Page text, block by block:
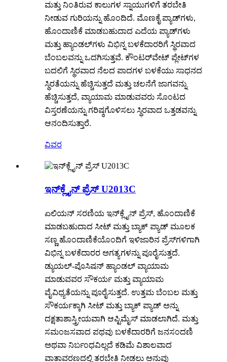
ಮತ್ತು ನಿಂತಿರುವ ಕಾಲುಗಳ ಸ್ನಾಯುಗಳಿಗೆ ತರಬೇತಿ
ನೀಡುವ ಗುರಿಯನ್ನು ಹೊಂದಿದೆ. ಮೊಣಕೈ ಪ್ಯಾಡ್‌ಗಳು,
ಹೊಂದಾಣಿಕೆ ಮಾಡಬಹುದಾದ ಎದೆಯ ಪ್ಯಾಡ್‌ಗಳು
ಮತ್ತು ಹ್ಯಾಂಡಲ್‌ಗಳು ವಿಭಿನ್ನ ಬಳಕೆದಾರರಿಗೆ ಸ್ಥಿರವಾದ
ಬೆಂಬಲವನ್ನು ಒದಗಿಸುತ್ತವೆ. ಕೌಂಟರ್‌ವೇಟ್ ಪ್ಲೇಟ್‌ಗಳ
ಬದಲಿಗೆ ಸ್ಥಿರವಾದ ನೆಲದ ಪಾದಗಳ ಬಳಕೆಯು ಸಾಧನದ
ಸ್ಥಿರತೆಯನ್ನು ಹೆಚ್ಚಿಸುತ್ತದೆ ಮತ್ತು ಚಲನೆಗೆ ಜಾಗವನ್ನು
ಹೆಚ್ಚಿಸುತ್ತದೆ, ವ್ಯಾಯಾಮ ಮಾಡುವವರು ಸೊಂಟದ
ವಿಸ್ತರಣೆಯನ್ನು ಗರಿಷ್ಠಗೊಳಿಸಲು ಸ್ಥಿರವಾದ ಒತ್ತಡವನ್ನು
ಆನಂದಿಸುತ್ತಾರೆ.
ವಿವರ
ಇನ್‌ಕ್ಲೈನ್ ​​ಪ್ರೆಸ್ U2013C
ಏಲಿಯನ್ ಸರಣಿಯ ಇನ್‌ಕ್ಲೈನ್ ​​ಪ್ರೆಸ್, ಹೊಂದಾಣಿಕೆ
ಮಾಡಬಹುದಾದ ಸೀಟ್ ಮತ್ತು ಬ್ಯಾಕ್ ಪ್ಯಾಡ್ ಮೂಲಕ
ಸಣ್ಣ ಹೊಂದಾಣಿಕೆಯೊಂದಿಗೆ ಇಳಿಜಾರಿನ ಪ್ರೆಸ್‌ಗಳಿಗಾಗಿ
ವಿಭಿನ್ನ ಬಳಕೆದಾರರ ಅಗತ್ಯಗಳನ್ನು ಪೂರೈಸುತ್ತದೆ.
ಡ್ಯುಯಲ್-ಪೊಸಿಷನ್ ಹ್ಯಾಂಡಲ್ ವ್ಯಾಯಾಮ
ಮಾಡುವವರ ಸೌಕರ್ಯ ಮತ್ತು ವ್ಯಾಯಾಮ
ವೈವಿಧ್ಯತೆಯನ್ನು ಪೂರೈಸುತ್ತದೆ. ಉತ್ತಮ ಬೆಂಬಲ ಮತ್ತು
ಸೌಕರ್ಯಕ್ಕಾಗಿ ಸೀಟ್ ಮತ್ತು ಬ್ಯಾಕ್ ಪ್ಯಾಡ್ ಅನ್ನು
ದಕ್ಷತಾಶಾಸ್ತ್ರೀಯವಾಗಿ ಆಪ್ಟಿಮೈಸ್ ಮಾಡಲಾಗಿದೆ. ಮತ್ತು
ಸಮಂಜಸವಾದ ಪಥವು ಬಳಕೆದಾರರಿಗೆ ಜನಸಂದಣಿ
ಅಥವಾ ನಿರ್ಬಂಧವಿಲ್ಲದೆ ಕಡಿಮೆ ವಿಶಾಲವಾದ
ವಾತಾವರಣದಲ್ಲಿ ತರಬೇತಿ ನೀಡಲು ಅನುವು